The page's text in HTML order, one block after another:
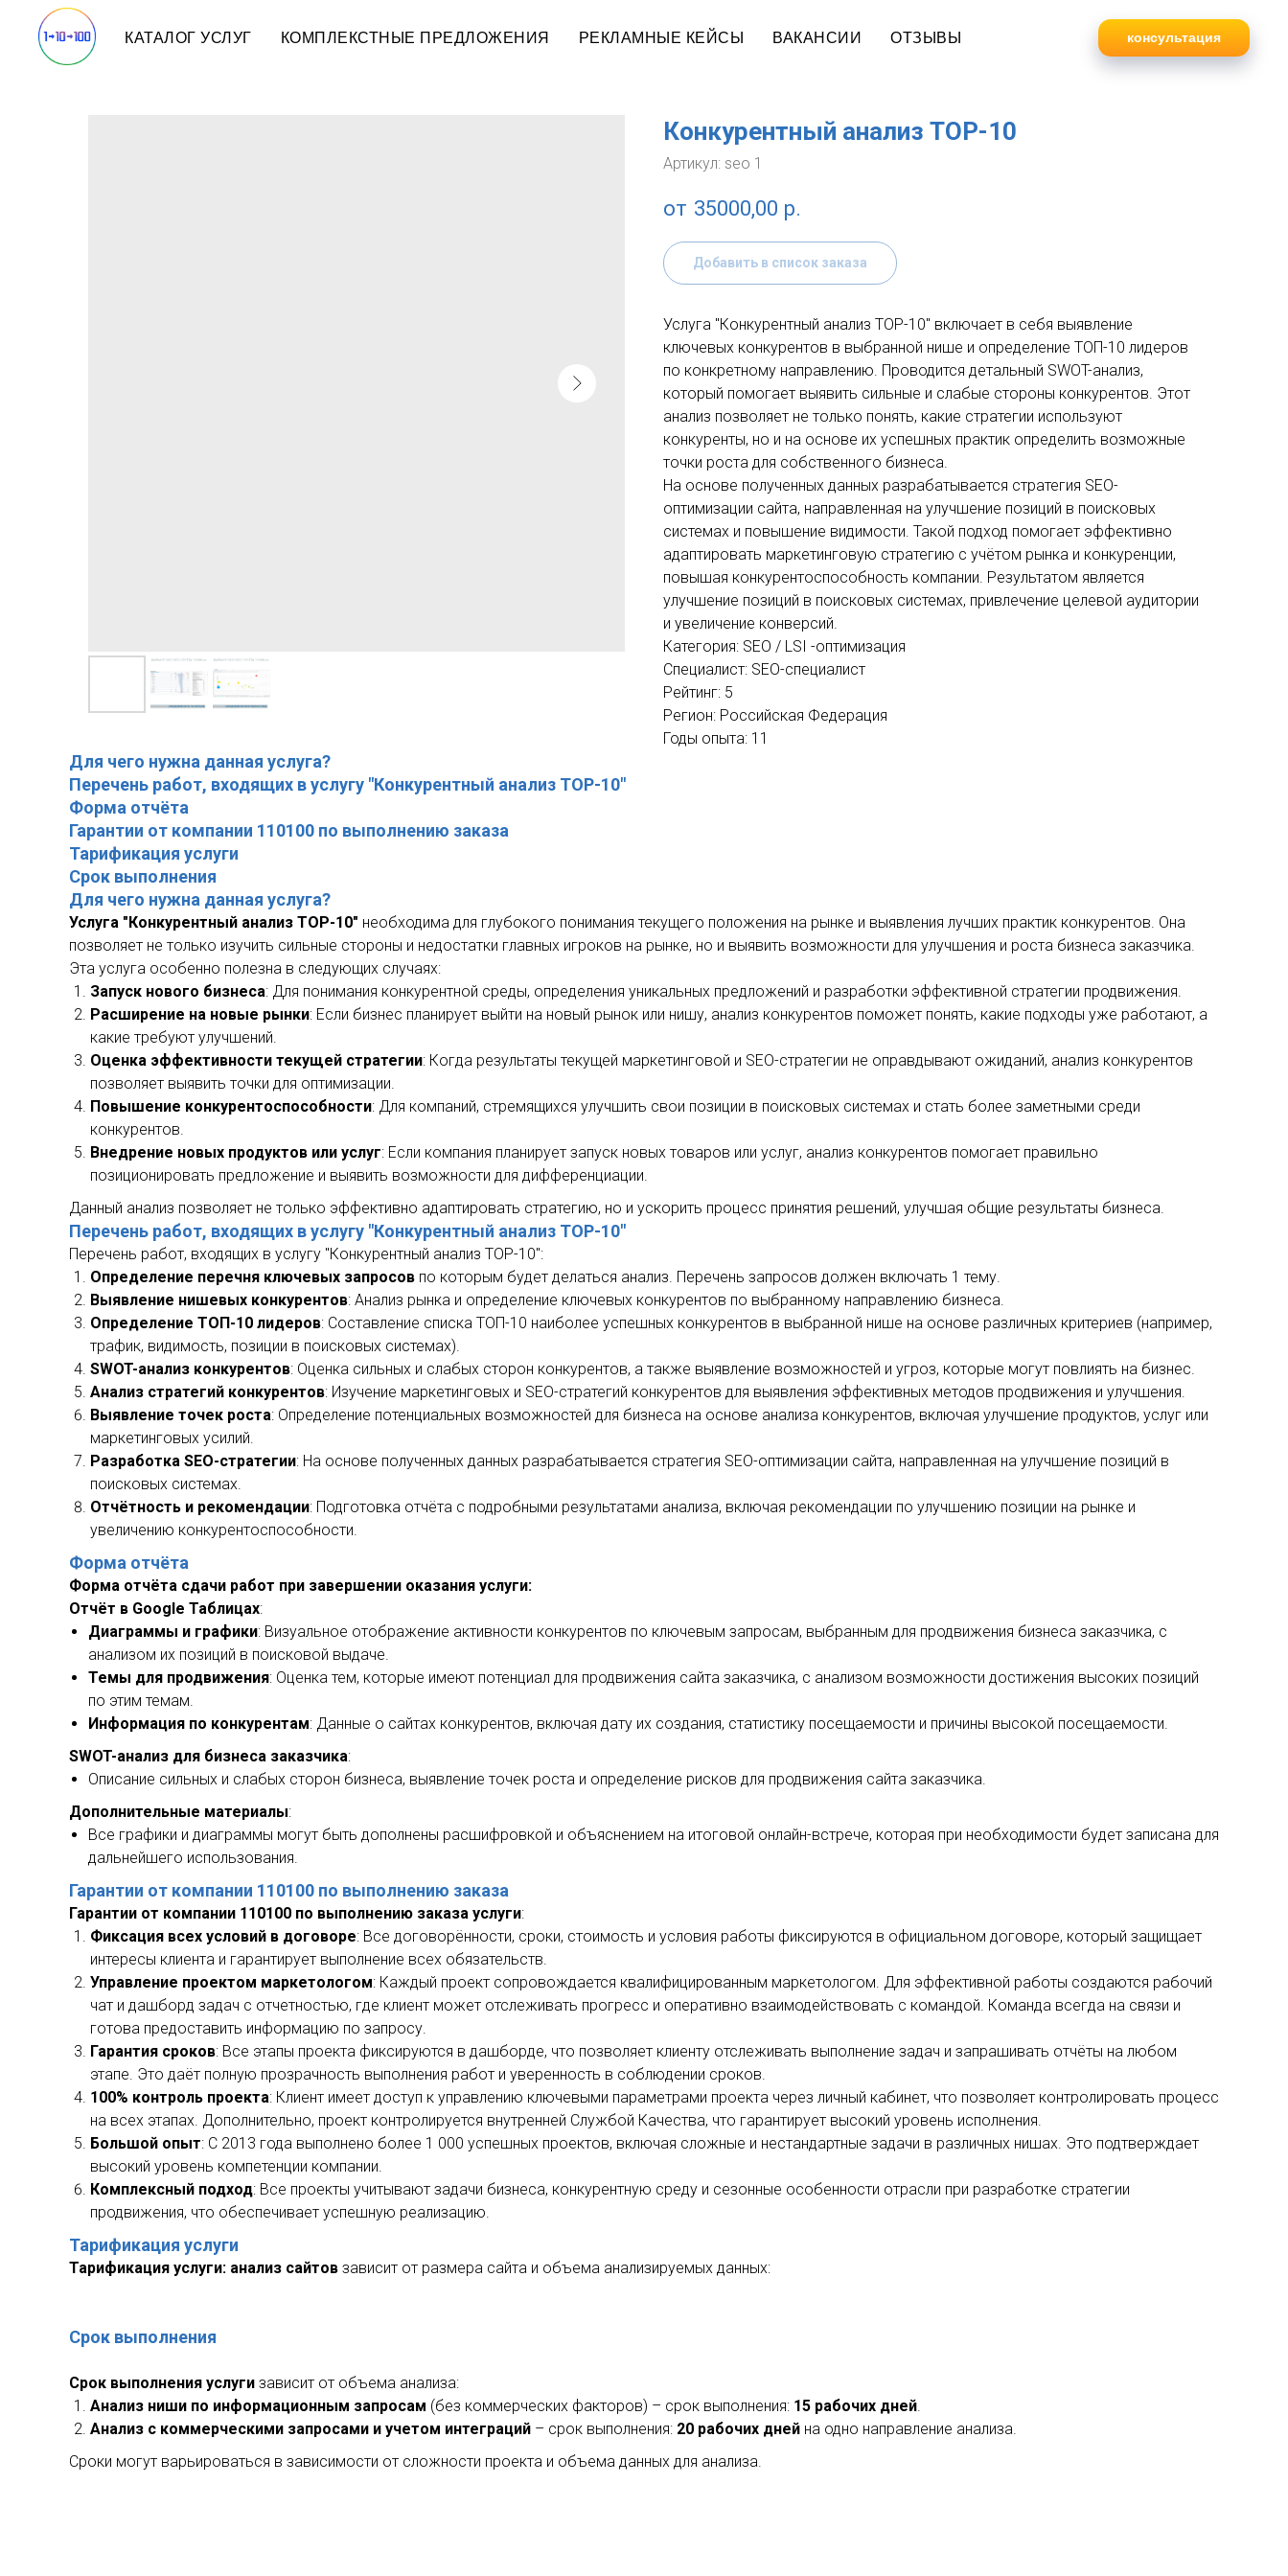
КАТАЛОГ УСЛУГ КОМПЛЕКСТНЫЕ ПРЕДЛОЖЕНИЯ РЕКЛАМНЫЕ КЕЙСЫ ВАКАНСИИ ОТЗЫВЫ консультация
Конкурентный анализ TOP-10
Артикул: seo 1
35000,00 р.
Добавить в список заказа
Услуга "Конкурентный анализ TOP-10" включает в себя выявление
ключевых конкурентов в выбранной нише и определение ТОП-10 лидеров
по конкретному направлению. Проводится детальный SWOT-анализ,
который помогает выявить сильные и слабые стороны конкурентов. Этот
анализ позволяет не только понять, какие стратегии используют
конкуренты, но и на основе их успешных практик определить возможные
точки роста для собственного бизнеса.
На основе полученных данных разрабатывается стратегия SEO-
оптимизации сайта, направленная на улучшение позиций в поисковых
системах и повышение видимости. Такой подход помогает эффективно
адаптировать маркетинговую стратегию с учётом рынка и конкуренции,
повышая конкурентоспособность компании. Результатом является
улучшение позиций в поисковых системах, привлечение целевой аудитории
и увеличение конверсий.
Категория: SEO / LSI -оптимизация
Специалист: SEO-специалист
Рейтинг: 5
Регион: Российская Федерация
Годы опыта: 11
Для чего нужна данная услуга?
Перечень работ, входящих в услугу "Конкурентный анализ TOP-10"
Форма отчёта
Гарантии от компании 110100 по выполнению заказа
Тарификация услуги
Срок выполнения
Для чего нужна данная услуга?
Услуга "Конкурентный анализ TOP-10" необходима для глубокого понимания текущего положения на рынке и выявления лучших практик конкурентов. Она
позволяет не только изучить сильные стороны и недостатки главных игроков на рынке, но и выявить возможности для улучшения и роста бизнеса заказчика.
Эта услуга особенно полезна в следующих случаях:
Запуск нового бизнеса: Для понимания конкурентной среды, определения уникальных предложений и разработки эффективной стратегии продвижения.
Расширение на новые рынки: Если бизнес планирует выйти на новый рынок или нишу, анализ конкурентов поможет понять, какие подходы уже работают, а
какие требуют улучшений.
Оценка эффективности текущей стратегии: Когда результаты текущей маркетинговой и SEO-стратегии не оправдывают ожиданий, анализ конкурентов
позволяет выявить точки для оптимизации.
Повышение конкурентоспособности: Для компаний, стремящихся улучшить свои позиции в поисковых системах и стать более заметными среди
конкурентов.
Внедрение новых продуктов или услуг: Если компания планирует запуск новых товаров или услуг, анализ конкурентов помогает правильно
позиционировать предложение и выявить возможности для дифференциации.
Данный анализ позволяет не только эффективно адаптировать стратегию, но и ускорить процесс принятия решений, улучшая общие результаты бизнеса.
Перечень работ, входящих в услугу "Конкурентный анализ TOP-10"
Перечень работ, входящих в услугу "Конкурентный анализ TOP-10":
Определение перечня ключевых запросов по которым будет делаться анализ. Перечень запросов должен включать 1 тему.
Выявление нишевых конкурентов: Анализ рынка и определение ключевых конкурентов по выбранному направлению бизнеса.
Определение ТОП-10 лидеров: Составление списка ТОП-10 наиболее успешных конкурентов в выбранной нише на основе различных критериев (например,
трафик, видимость, позиции в поисковых системах).
SWOT-анализ конкурентов: Оценка сильных и слабых сторон конкурентов, а также выявление возможностей и угроз, которые могут повлиять на бизнес.
Анализ стратегий конкурентов: Изучение маркетинговых и SEO-стратегий конкурентов для выявления эффективных методов продвижения и улучшения.
Выявление точек роста: Определение потенциальных возможностей для бизнеса на основе анализа конкурентов, включая улучшение продуктов, услуг или
маркетинговых усилий.
Разработка SEO-стратегии: На основе полученных данных разрабатывается стратегия SEO-оптимизации сайта, направленная на улучшение позиций в
поисковых системах.
Отчётность и рекомендации: Подготовка отчёта с подробными результатами анализа, включая рекомендации по улучшению позиции на рынке и
увеличению конкурентоспособности.
Форма отчёта
Форма отчёта сдачи работ при завершении оказания услуги:
Отчёт в Google Таблицах:
Диаграммы и графики: Визуальное отображение активности конкурентов по ключевым запросам, выбранным для продвижения бизнеса заказчика, с
анализом их позиций в поисковой выдаче.
Темы для продвижения: Оценка тем, которые имеют потенциал для продвижения сайта заказчика, с анализом возможности достижения высоких позиций
по этим темам.
Информация по конкурентам: Данные о сайтах конкурентов, включая дату их создания, статистику посещаемости и причины высокой посещаемости.
SWOT-анализ для бизнеса заказчика:
Описание сильных и слабых сторон бизнеса, выявление точек роста и определение рисков для продвижения сайта заказчика.
Дополнительные материалы:
Все графики и диаграммы могут быть дополнены расшифровкой и объяснением на итоговой онлайн-встрече, которая при необходимости будет записана для
дальнейшего использования.
Гарантии от компании 110100 по выполнению заказа
Гарантии от компании 110100 по выполнению заказа услуги:
Фиксация всех условий в договоре: Все договорённости, сроки, стоимость и условия работы фиксируются в официальном договоре, который защищает
интересы клиента и гарантирует выполнение всех обязательств.
Управление проектом маркетологом: Каждый проект сопровождается квалифицированным маркетологом. Для эффективной работы создаются рабочий
чат и дашборд задач с отчетностью, где клиент может отслеживать прогресс и оперативно взаимодействовать с командой. Команда всегда на связи и
готова предоставить информацию по запросу.
Гарантия сроков: Все этапы проекта фиксируются в дашборде, что позволяет клиенту отслеживать выполнение задач и запрашивать отчёты на любом
этапе. Это даёт полную прозрачность выполнения работ и уверенность в соблюдении сроков.
100% контроль проекта: Клиент имеет доступ к управлению ключевыми параметрами проекта через личный кабинет, что позволяет контролировать процесс
на всех этапах. Дополнительно, проект контролируется внутренней Службой Качества, что гарантирует высокий уровень исполнения.
Большой опыт: С 2013 года выполнено более 1 000 успешных проектов, включая сложные и нестандартные задачи в различных нишах. Это подтверждает
высокий уровень компетенции компании.
Комплексный подход: Все проекты учитывают задачи бизнеса, конкурентную среду и сезонные особенности отрасли при разработке стратегии
продвижения, что обеспечивает успешную реализацию.
Тарификация услуги
Тарификация услуги: анализ сайтов зависит от размера сайта и объема анализируемых данных:
Срок выполнения
Срок выполнения услуги зависит от объема анализа:
Анализ ниши по информационным запросам (без коммерческих факторов) – срок выполнения: 15 рабочих дней
Анализ с коммерческими запросами и учетом интеграций – срок выполнения: 20 рабочих дней на одно направление анализа.
Сроки могут варьироваться в зависимости от сложности проекта и объема данных для анализа.